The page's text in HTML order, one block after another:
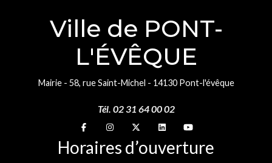
Ville de PONT-
L'ÉVÊQUE
Mairie - 58, rue Saint-Michel - 14130 Pont-l'évêque
Tél. 02 31 64 00 02
Suivez-nous sur
Suivez-nous sur
Suivez-nous sur
Suivez-nous sur
Suivez-nous sur
Horaires d’ouverture